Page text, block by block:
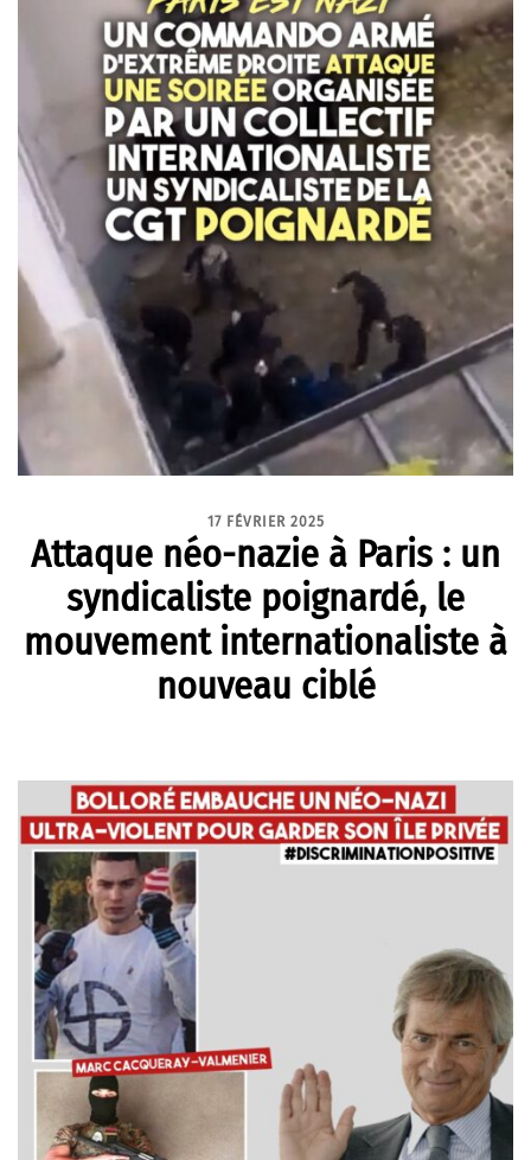
17 FÉVRIER 2025
Attaque néo-nazie à Paris : un
syndicaliste poignardé, le
mouvement internationaliste à
nouveau ciblé